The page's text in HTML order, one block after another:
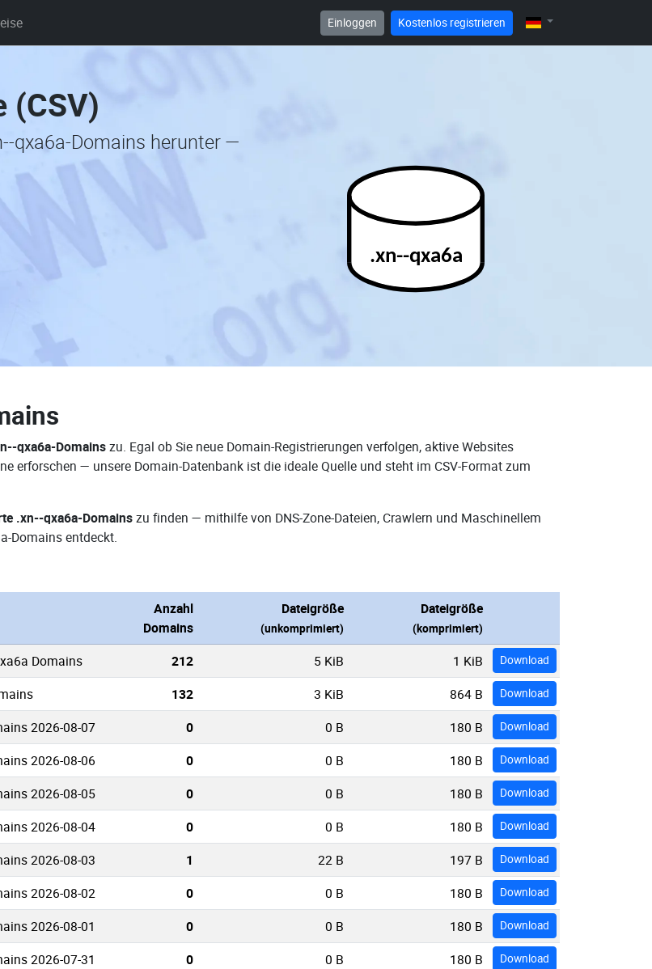
Einloggen Kostenlos registrieren
(CSV)
qxa6a-Domains herunter —
.xn--qxa6a
qxa6a-Domainszu. Egal ob Sie neue Domain-Registrierungen verfolgen, aktive Websites
erforschen — unsere Domain-Datenbank ist die ideale Quelle und steht im CSV-Format zum
.xn--qxa6a-Domainszu finden — mithilfe von DNS-Zone-Dateien, Crawlern und Maschinellem
Domains entdeckt.
Anzahl
Domains
Dateigröße
(unkomprimiert)
Dateigröße
(komprimiert)
Domains 212 5 KiB 1 KiB Download
132 3 KiB 864 B Download
2026-08-07 0 0 B 180 B Download
2026-08-06 0 0 B 180 B Download
2026-08-05 0 0 B 180 B Download
2026-08-04 0 0 B 180 B Download
2026-08-03 1 22 B 197 B Download
2026-08-02 0 0 B 180 B Download
2026-08-01 0 0 B 180 B Download
2026-07-31 0 0 B 180 B Download